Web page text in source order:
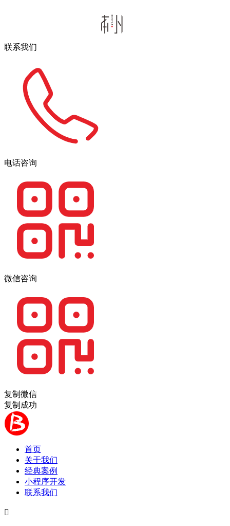
联系我们
电话咨询
微信咨询
复制微信
复制成功
首页
关于我们
经典案例
小程序开发
联系我们
